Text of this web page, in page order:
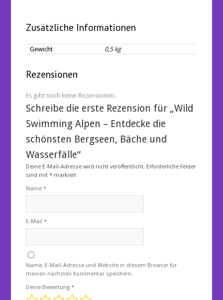
Zusätzliche Informationen
Gewicht 0,5 kg
Rezensionen
Es gibt noch keine Rezensionen.
Schreibe die erste Rezension für „Wild
Swimming Alpen – Entdecke die
schönsten Bergseen, Bäche und
Wasserfälle“
Deine E-Mail-Adresse wird nicht veröffentlicht. Erforderliche Felder
sind mit* markiert
Name*
E-Mail*
Name, E-Mail-Adresse und Website in diesem Browser für
meinen nächsten Kommentar speichern.
Deine Bewertung*